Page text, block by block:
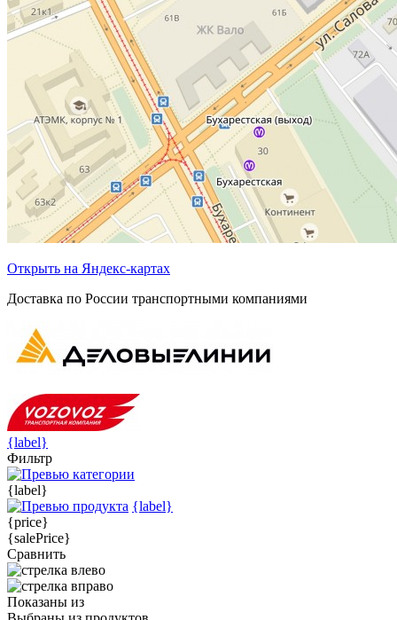
Открыть на Яндекс-картах
Доставка по России транспортными компаниями
{label}
Фильтр
{label}
{label}
{price}
{salePrice}
Сравнить
Показаны из